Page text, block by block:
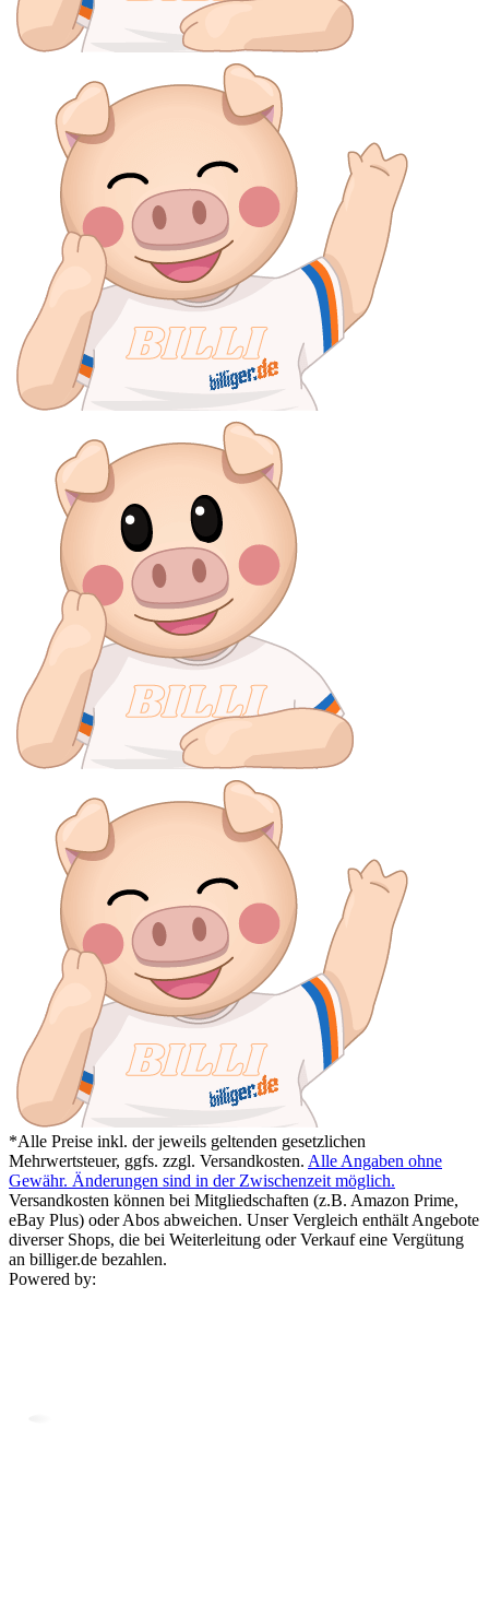
*Alle Preise inkl. der jeweils geltenden gesetzlichen
Mehrwertsteuer, ggfs. zzgl. Versandkosten. Alle Angaben ohne
Gewähr. Änderungen sind in der Zwischenzeit möglich.
Versandkosten können bei Mitgliedschaften (z.B. Amazon Prime,
eBay Plus) oder Abos abweichen. Unser Vergleich enthält Angebote
diverser Shops, die bei Weiterleitung oder Verkauf eine Vergütung
an billiger.de bezahlen.
Powered by: